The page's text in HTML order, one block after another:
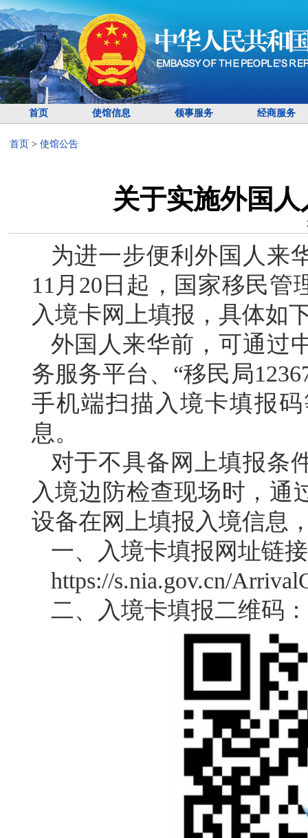
首页 使馆信息 领事服务 经商服务
首页 > 使馆公告
关于实施外国
为进一步便利外国人来
11月20日起，国家移民
入境卡网上填报，具体如
外国人来华前，可通过
务服务平台、“移民局
手机端扫描入境卡填报
息。
对于不具备网上填报条
入境边防检查现场时，通
设备在网上填报入境信息
一、入境卡填报网址链
https://s.nia.gov.cn/
二、入境卡填报二维码：